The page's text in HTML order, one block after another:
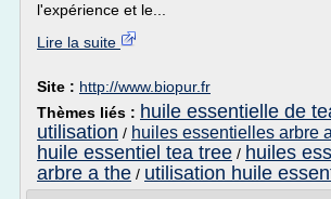
l'expérience et le...
Lire la suite
Site : http://www.biopur.fr
Thèmes liés : huile essentielle de
utilisation / huiles essentielles arbre
huile essentiel tea tree / huiles
arbre a the / utilisation huile